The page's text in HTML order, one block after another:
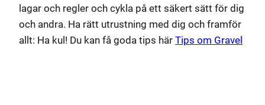
lagar och regler och cykla på ett säkert sätt för dig
och andra. Ha rätt utrustning med dig och framför
allt: Ha kul! Du kan få goda tips här Tips om Gravel